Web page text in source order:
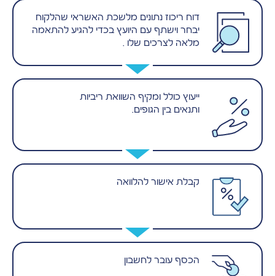
דוח ריכוז נתונים מלשכת האשראי שהלקוח
יבחר וישתף עם היועץ בכדי להגיע להתאמה
מלאה לצרכים שלו .
ייעוץ כולל ומקיף השוואת ריביות
ותנאים בין הגופים.
קבלת אישור להלוואה
הכסף עובר לחשבון